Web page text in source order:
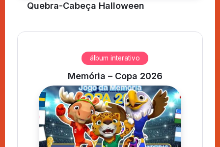
Quebra-Cabeça Halloween
álbum interativo
Memória – Copa 2026